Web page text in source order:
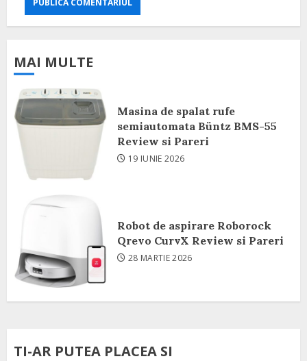
MAI MULTE
Masina de spalat rufe
semiautomata Büntz BMS-55
Review si Pareri
19 IUNIE 2026
Robot de aspirare Roborock
Qrevo CurvX Review si Pareri
28 MARTIE 2026
TI-AR PUTEA PLACEA SI